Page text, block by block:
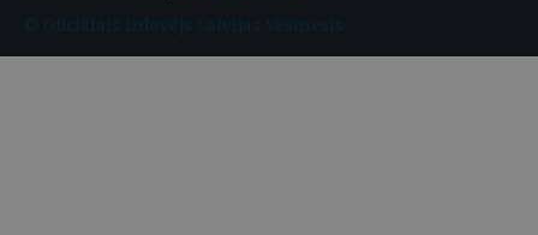
© Oficiālais izdevējs Latvijas Vēstnesis